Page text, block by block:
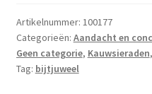
Artikelnummer: 100177
Categorieën: Aandacht en
Geen categorie, Kauwsieraden,
Tag: bijtjuweel